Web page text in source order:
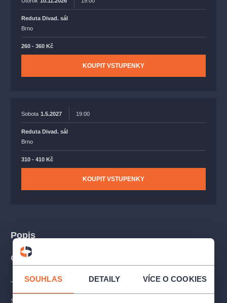
SOUHLAS DETAILY VÍCE O COOKIES
Reduta Divad. sál
Brno
260 - 360 Kč
KOUPIT VSTUPENKY
Sobota 1.5.2027 19:00
Reduta Divad. sál
Brno
310 - 410 Kč
KOUPIT VSTUPENKY
Popis
O PŘEDSTAVENÍ
Jeden den v životě Marka a Niny
Snídaně Niny a Marka, dlouholetých manželů. Nina je